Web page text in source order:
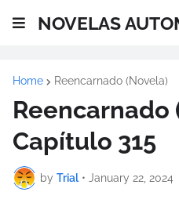
NOVELAS
Home Reencarnado (Novela)
Reencarnado
Capítulo 315
by Trial • January 22, 2024